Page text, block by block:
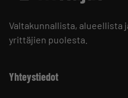
Valtakunnallista, alueellista
yrittäjien puolesta.
Yhteystiedot